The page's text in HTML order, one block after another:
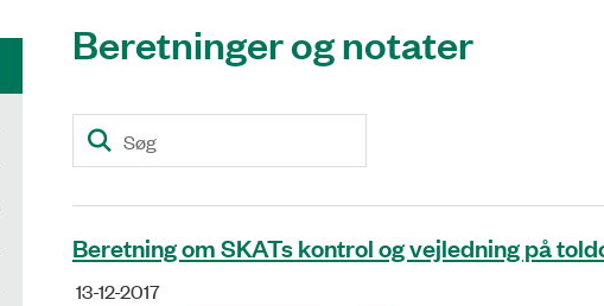
Beretninger og notater
Beretning om SKATs kontrol og vejledning på
13-12-2017